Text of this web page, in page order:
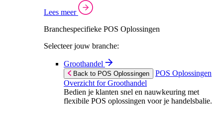
Lees meer
Branchespecifieke POS Oplossingen
Selecteer jouw branche:
Groothandel
Back to POS Oplossingen
POS Oplossingen
Overzicht for Groothandel
Bedien je klanten snel en nauwkeuring met
flexibile POS oplossingen voor je handelsbalie.